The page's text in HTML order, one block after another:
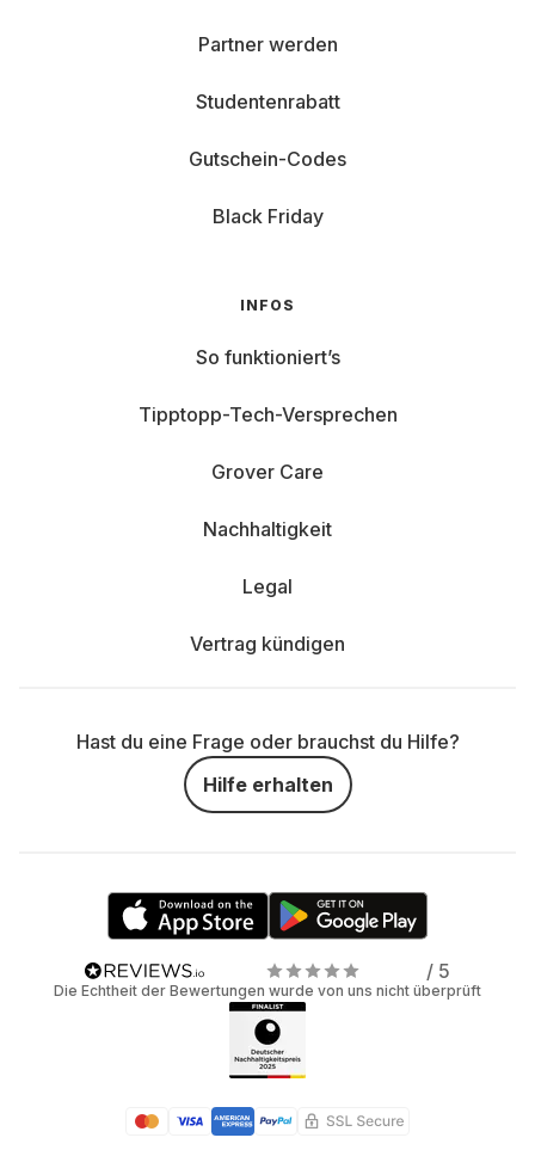
Partner werden
Studentenrabatt
Gutschein-Codes
Black Friday
INFOS
So funktioniert’s
Tipptopp-Tech-Versprechen
Grover Care
Nachhaltigkeit
Legal
Vertrag kündigen
Hast du eine Frage oder brauchst du Hilfe?
Hilfe erhalten
/ 5
Die Echtheit der Bewertungen wurde von uns nicht überprüft